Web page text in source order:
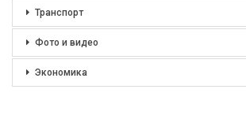
Транспорт
Фото и видео
Экономика